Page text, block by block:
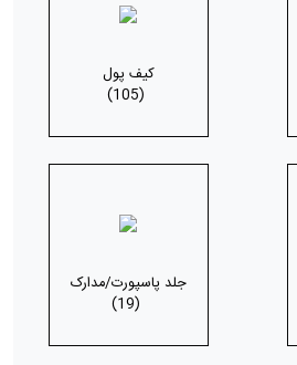
کیف پول
(105)
جلد پاسپورت/مدارک
(19)